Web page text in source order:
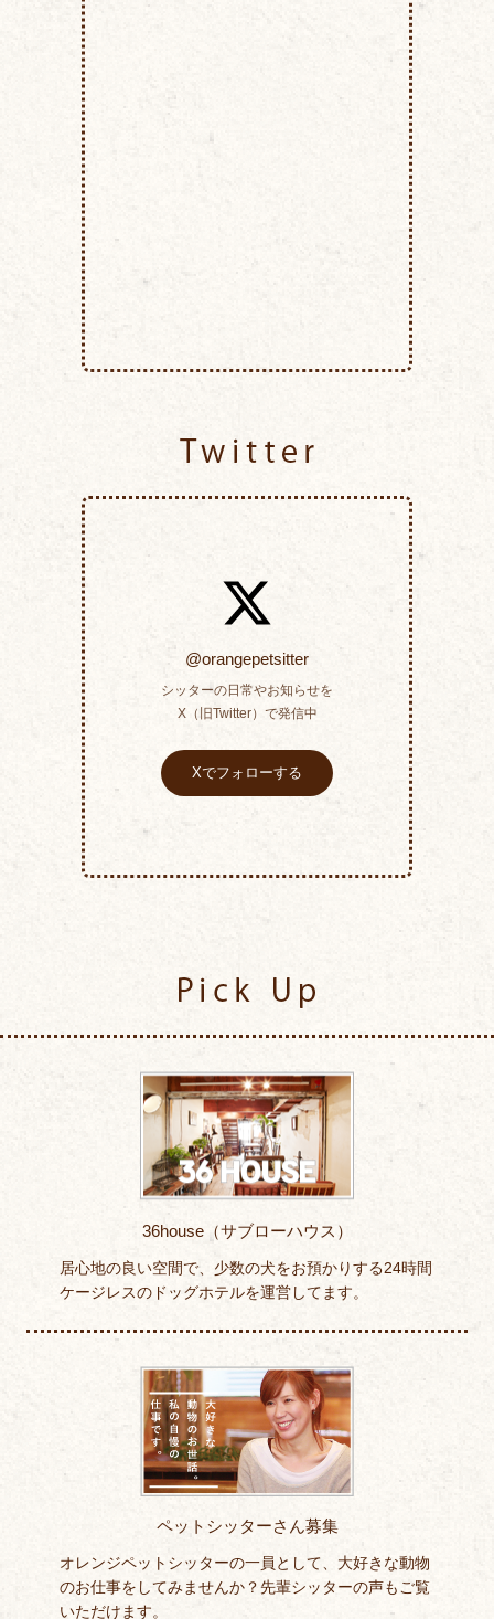
@orangepetsitter
シッターの日常やお知らせを
X（旧Twitter）で発信中
Xでフォローする
36house（サブローハウス）
居心地の良い空間で、少数の犬をお預かりする24時間
ケージレスのドッグホテルを運営してます。
ペットシッターさん募集
オレンジペットシッターの一員として、大好きな動物
のお仕事をしてみませんか？先輩シッターの声もご覧
いただけます。